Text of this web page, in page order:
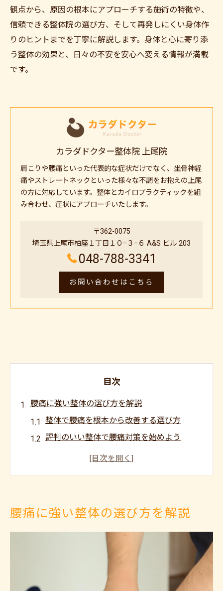
観点から、原因の根本にアプローチする施術の特徴や、
信頼できる整体院の選び方、そして再発しにくい身体作
りのヒントまでを丁寧に解説します。身体と心に寄り添
う整体の効果と、日々の不安を安心へ変える情報が満載
です。
カラダドクター整体院 上尾院
肩こりや腰痛といった代表的な症状だけでなく、坐骨神経
痛やストレートネックといった様々な不調をお抱えの上尾
の方に対応しています。整体とカイロプラクティックを組
み合わせ、症状にアプローチいたします。
〒362-0075
埼玉県上尾市柏座１丁目１０−３−６ A&S ビル 203
048-788-3341
お問い合わせはこちら
目次
腰痛に強い整体の選び方を解説
整体で腰痛を根本から改善する選び方
評判のいい整体で腰痛対策を始めよう
女性も安心な整体院の見極めポイント
整体で期待できる腰痛改善効果とは
整体の効果で腰痛が楽になる理由とは
腰痛に悩む女性にも整体の効果は有効
ボキボキしない整体で安心な効果実感
腰痛に強い整体の選び方を解説